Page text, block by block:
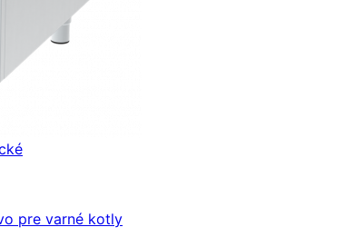
pre varné kotly